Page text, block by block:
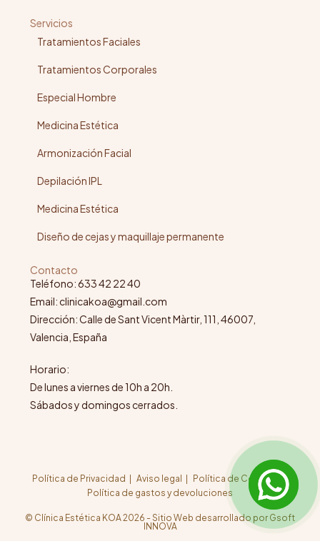
Servicios
Tratamientos Faciales
Tratamientos Corporales
Especial Hombre
Medicina Estética
Armonización Facial
Depilación IPL
Medicina Estética
Diseño de cejas y maquillaje permanente
Contacto
Teléfono: 633 42 22 40
Email: clinicakoa@gmail.com
Dirección: Calle de Sant Vicent Màrtir, 111, 46007,
Valencia, España
Horario:
De lunes a viernes de 10h a 20h.
Sábados y domingos cerrados.
Política de Privacidad Aviso legal
Política de Cookies
Política de gastos y devoluciones
© Clínica Estética KOA 2026 - Sitio Web desarrollado por Gsoft
INNOVA